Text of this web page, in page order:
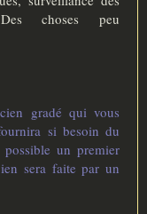
choses peu
gradé qui vous
si besoin du
un premier
sera faite par un